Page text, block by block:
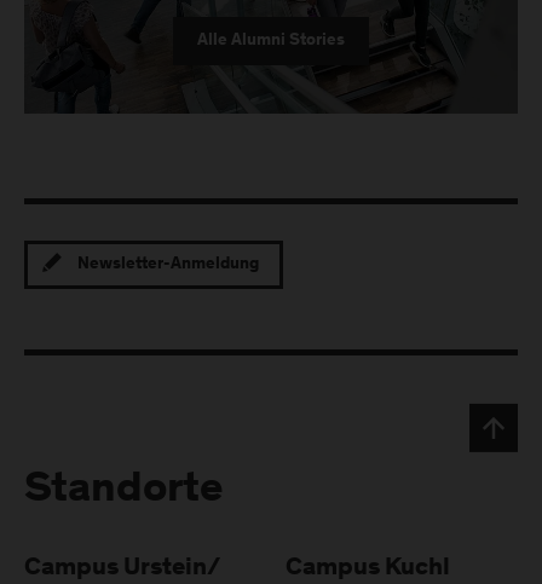
Alle Alumni Stories
Newsletter-Anmeldung
Standorte
Campus Urstein/
Campus Kuchl